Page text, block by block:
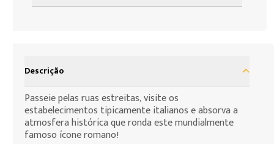
assegura todos os direitos de nossos clientes. As
presentes condições são as cláusulas de
contratação por adesão que você, consumidor,
deve assumir para efeito da compra de produtos
que deseja fazer.
Descrição
Passeie pelas ruas estreitas, visite os
estabelecimentos tipicamente italianos e absorva a
atmosfera histórica que ronda este mundialmente
famoso ícone romano!